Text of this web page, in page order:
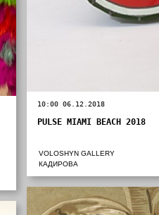
10:00 06.12.2018
PULSE MIAMI BEACH 2018
VOLOSHYN GALLERY
КАДИРОВА